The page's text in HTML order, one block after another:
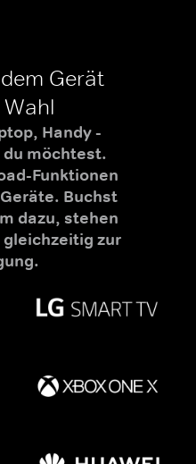
Gerät
Handy -
möchtest.
Funktionen
Buchst
dazu, stehen
zur